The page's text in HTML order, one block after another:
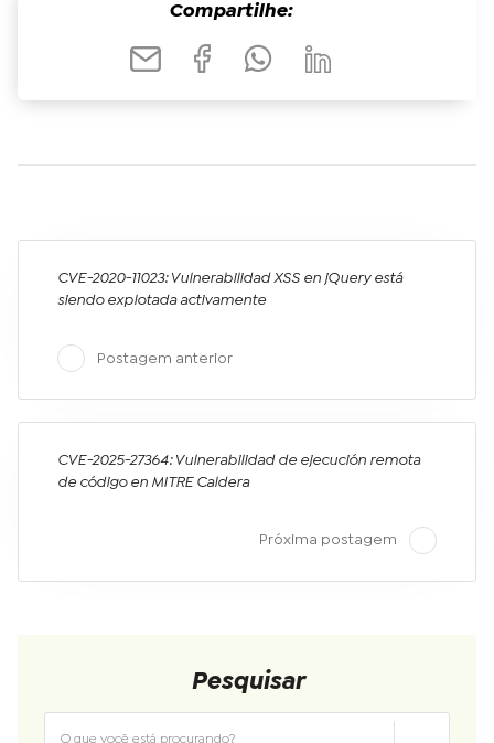
Compartilhe:
CVE-2020-11023: Vulnerabilidad XSS en jQuery está
siendo explotada activamente
Postagem anterior
CVE-2025-27364: Vulnerabilidad de ejecución remota
de código en MITRE Caldera
Próxima postagem
Pesquisar